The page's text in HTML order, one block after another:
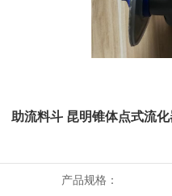
助流料斗 昆明锥体点式流化
产品规格：